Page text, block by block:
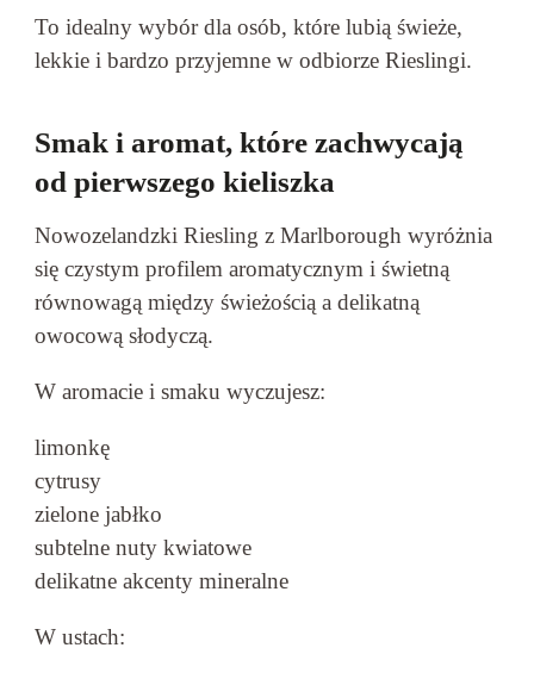
To idealny wybór dla osób, które lubią świeże,
lekkie i bardzo przyjemne w odbiorze Rieslingi.
Smak i aromat, które zachwycają
od pierwszego kieliszka
Nowozelandzki Riesling z Marlborough wyróżnia
się czystym profilem aromatycznym i świetną
równowagą między świeżością a delikatną
owocową słodyczą.
W aromacie i smaku wyczujesz:
limonkę
cytrusy
zielone jabłko
subtelne nuty kwiatowe
delikatne akcenty mineralne
W ustach: